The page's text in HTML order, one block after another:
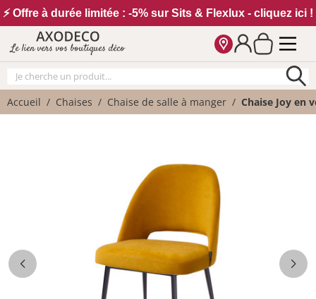
⚡ Offre à durée limitée : -5% sur Sits & Flexlux - cliquez ici !
Le lien vers vos boutiques déco
Accueil Chaises Chaise de salle à manger Chaise Joy en
Vos paramètres cookies